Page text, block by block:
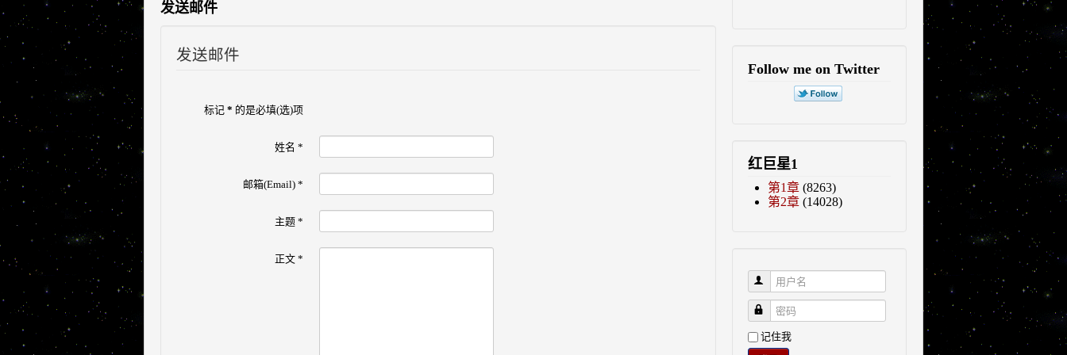
发送邮件
发送邮件
标记 * 的是必填(选)项
姓名 *
邮箱(Email) *
主题 *
正文 *
Follow me on Twitter
红巨星1
第1章 (8263)
第2章 (14028)
用户名
密码
记住我